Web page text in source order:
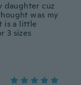
daughter cuz
was my
is a little
3 sizes